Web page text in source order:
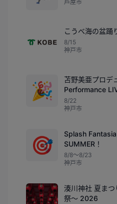
芦屋市
こうべ海の盆踊
8/15
神戸市
🎉
苫野美亜プロデ
Performance
Dance Pieces Ⅲ
8/22
神戸市
🎯
Splash
SUMMER！
8/8〜8/23
神戸市
湊川神社 夏ま
祭〜 2026